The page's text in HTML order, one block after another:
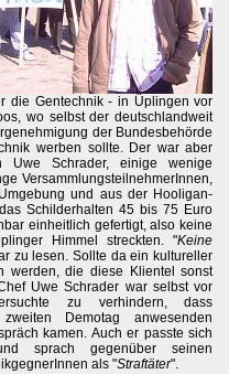
die Gentechnik - in Üplingen vor
wo selbst der deutschlandweit
der Bundesbehörde
werben sollte. Der war aber
Schrader, einige wenige
VersammlungsteilnehmerInnen,
und aus der Hooligan-
Schilderhalten 45 bis 75 Euro
einheitlich gefertigt, also keine
Himmel streckten. "Keine
zu lesen. Sollte da ein kultureller
werden, die diese Klientel sonst
Uwe Schrader war selbst vor
zu verhindern, dass
Demotag anwesenden
kamen. Auch er passte sich
sprach gegenüber seinen
als "Straftäter".